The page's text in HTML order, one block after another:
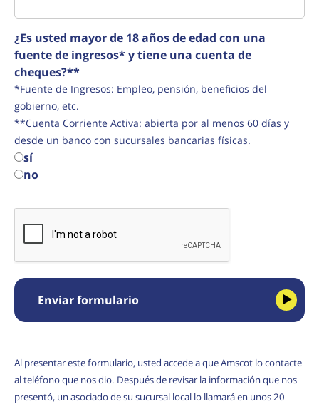
¿Es usted mayor de 18 años de edad con una
fuente de ingresos* y tiene una cuenta de
cheques?**
*Fuente de Ingresos: Empleo, pensión, beneficios del
gobierno, etc.
**Cuenta Corriente Activa: abierta por al menos 60 días y
desde un banco con sucursales bancarias físicas.
sí
no
Enviar formulario
Al presentar este formulario, usted accede a que Amscot lo contacte
al teléfono que nos dio. Después de revisar la información que nos
presentó, un asociado de su sucursal local lo llamará en unos 20